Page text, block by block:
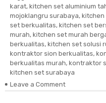
karat, kitchen set aluminium
mojoklangru surabaya, kitchen
set berkualitas, kitchen set
murah, kitchen set murah
berkualitas, kitchen set solusi
kontraktor sion berkualitas,
berkualitas murah, kontraktor
kitchen set surabaya
Leave a Comment